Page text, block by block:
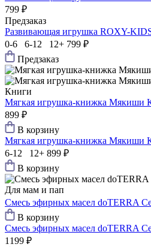
799 ₽
Предзаказ
Развивающая игрушка ROXY-
0-6 6-12 12+ 799 ₽
Предзаказ
Книги
Мягкая игрушка-книжка Мякиши
899 ₽
В корзину
Мягкая игрушка-книжка Мякиши
6-12 12+ 899 ₽
В корзину
Для мам и пап
Смесь эфирных масел doTERRA
В корзину
Смесь эфирных масел doTERRA
1199 ₽